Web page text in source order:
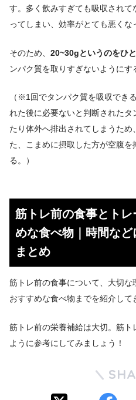
す。多く飲みすぎても吸収され
ってしまい、効率がとても悪くな
そのため、 20~30gというのをひ
ンパク質を取りすぎないようにす
（※1回でタンパク質を吸収でき
れた後に必要ないと判断された
たり体外へ排出されてしまうため
た、こまめに摂取した方が空腹
る。）
筋トレ前の食事とト
めな食べ物｜時間な
まとめ
筋トレ前の食事について、大切
おすすめな食べ物までを紹介して
筋トレ前の栄養補給は大切。筋
ように参考にしてみましょう！